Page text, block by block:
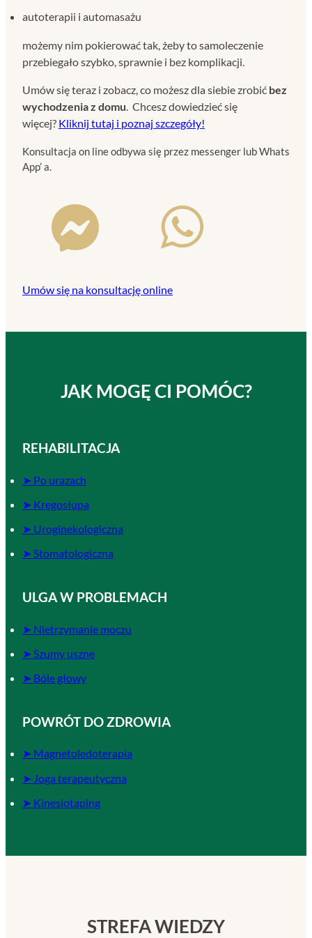
autoterapii i automasażu
możemy nim pokierować tak, żeby to samoleczenie
przebiegało szybko, sprawnie i bez komplikacji.
Umów się teraz i zobacz, co możesz dla siebie zrobić bez
wychodzenia z domu. Chcesz dowiedzieć się
więcej? Kliknij tutaj i poznaj szczegóły!
Konsultacja on line odbywa się przez messenger lub Whats
App’ a.
Umów się na konsultację online
JAK MOGĘ CI POMÓC?
REHABILITACJA
➤ Po urazach
➤ Kręgosłupa
➤ Uroginekologiczna
➤ Stomatologiczna
ULGA W PROBLEMACH
➤ Nietrzymanie moczu
➤ Szumy uszne
➤ Bóle głowy
POWRÓT DO ZDROWIA
➤ Magnetoledoterapia
➤ Joga terapeutyczna
➤ Kinesiotaping
STREFA WIEDZY